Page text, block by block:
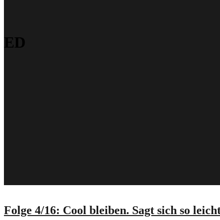
ED
Folge 4/16: Cool bleiben. Sagt sich so